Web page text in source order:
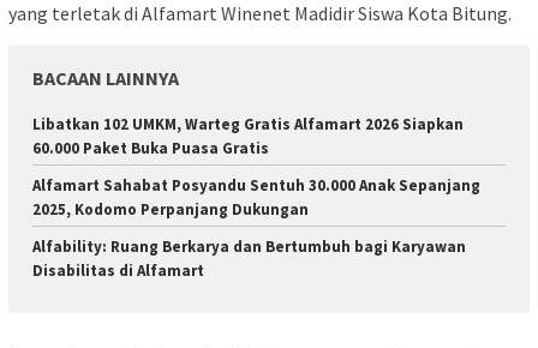
yang terletak di Alfamart Winenet Madidir Siswa Kota Bitung.
BACAAN LAINNYA
Libatkan 102 UMKM, Warteg Gratis Alfamart 2026 Siapkan
60.000 Paket Buka Puasa Gratis
Alfamart Sahabat Posyandu Sentuh 30.000 Anak Sepanjang
2025, Kodomo Perpanjang Dukungan
Alfability: Ruang Berkarya dan Bertumbuh bagi Karyawan
Disabilitas di Alfamart